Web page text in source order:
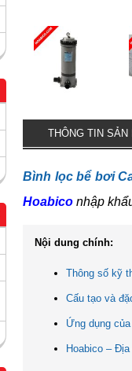
THÔNG TIN SẢN
Bình lọc bể bơi
Hoabico nhập
Nội dung chính:
Thông số kỹ
Cấu tạo và
Ứng dụng
Hoabico –